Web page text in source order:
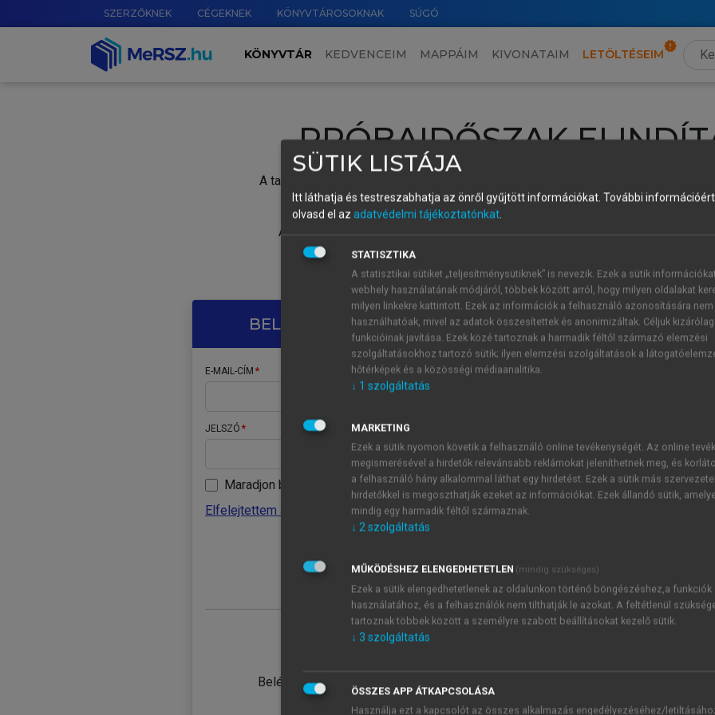
SZERZŐKNEK CÉGEKNEK KÖNYVTÁROSOKNAK SÚGÓ
KÖNYVTÁR KEDVENCEIM MAPPÁIM KIVONATAIM LETÖLTÉSEIM
PRÓBAIDŐSZAK
A tartalom megtekintéséhez lépj be a saját fiókoddal, iskolai azonosítóddal vagy
Új felhasználóként1 óra díjmentes hozzáférésrevagy
A próbaidőszak elindításához,
vagy hozz
A regisztráció után a
BELÉPÉS SAJÁT FIÓKKAL
E-MAIL-CÍM
JELSZÓ
Maradjon belépve
Elfelejtettem a jelszavamat
Belépés intézményi azonosítóval
ÚJ FIÓK
1 óra
JELSZÓ
Kérek értesítést a MeRSZ
Kérek értesítést az
SÜTIK LISTÁJA
Itt láthatja és testreszabhatja az önről gyűjtött információkat. További
olvasd el az adatvédelmi tájékoztatónkat.
STATISZTIKA
A statisztikai sütiket „teljesítménysütiknek” is nevezik. Ezek a sütik
webhely használatának módjáról, többek között arról, hogy milyen oldalakat
milyen linkekre kattintott. Ezek az információk a felhasználó azonosítására nem
használhatóak, mivel az adatok összesítettek és anonimizáltak. Céljuk
funkcióinak javítása. Ezek közé tartoznak a harmadik féltől származó elemzési
szolgáltatásokhoz tartozó sütik; ilyen elemzési szolgáltatások a
hőtérképek és a közösségi médiaanalitika.
↓ 1 szolgáltatás
MARKETING
Ezek a sütik nyomon követik a felhasználó online tevékenységét. Az online
megismerésével a hirdetők relevánsabb reklámokat jeleníthetnek meg, és
a felhasználó hány alkalommal láthat egy hirdetést. Ezek a sütik más
hirdetőkkel is megoszthatják ezeket az információkat. Ezek állandó sütik,
mindig egy harmadik féltől származnak.
↓ 2szolgáltatás
MŰKÖDÉSHEZ ELENGEDHETETLEN (mindig szükséges)
Ezek a sütik elengedhetetlenek az oldalunkon történő böngészéshez,a funkciók
használatához, és a felhasználók nem tilthatják le azokat. A feltétlenül
tartoznak többek között a személyre szabott beállításokat kezelő sütik.
↓ 3 szolgáltatás
ÖSSZES APP ÁTKAPCSOLÁSA
Használja ezt a kapcsolót az összes alkalmazás engedélyezéséhez/